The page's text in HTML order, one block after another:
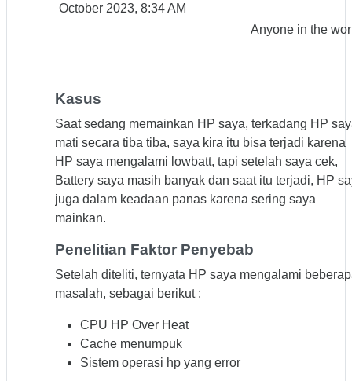
October 2023, 8:34 AM
Anyone in the
Kasus
Saat sedang memainkan HP saya, terkadang HP
mati secara tiba tiba, saya kira itu bisa terjadi karena
HP saya mengalami lowbatt, tapi setelah saya cek,
Battery saya masih banyak dan saat itu terjadi, HP
juga dalam keadaan panas karena sering saya
mainkan.
Penelitian Faktor Penyebab
Setelah diteliti, ternyata HP saya mengalami
masalah, sebagai berikut :
CPU HP Over Heat
Cache menumpuk
Sistem operasi hp yang error